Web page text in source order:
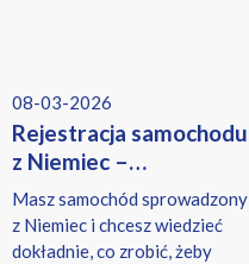
08-03-2026
Rejestracja samochodu
z Niemiec –
dokumenty, koszty
i ubezpieczenie OC
krok po kroku
Masz samochód sprowadzony
z Niemiec i chcesz wiedzieć
dokładnie, co zrobić, żeby